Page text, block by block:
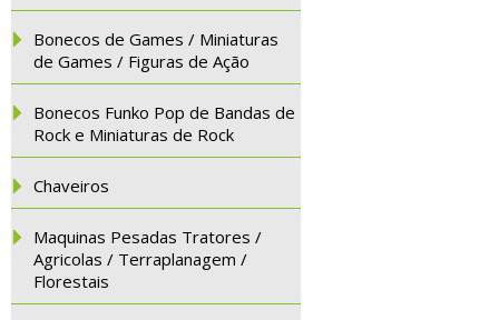
Bonecos de Games / Miniaturas
de Games / Figuras de Ação
Bonecos Funko Pop de Bandas de
Rock e Miniaturas de Rock
Chaveiros
Maquinas Pesadas Tratores /
Agricolas / Terraplanagem /
Florestais